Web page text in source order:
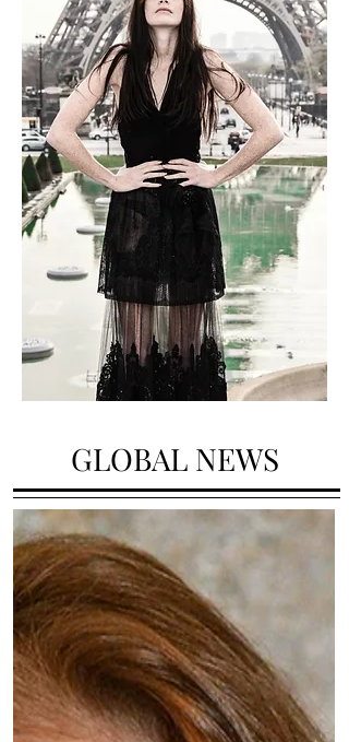
GLOBAL NEWS